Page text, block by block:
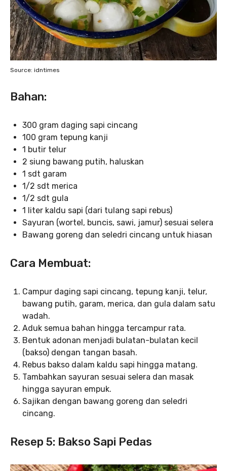
Source: idntimes
Bahan:
300 gram daging sapi cincang
100 gram tepung kanji
1 butir telur
2 siung bawang putih, haluskan
1 sdt garam
1/2 sdt merica
1/2 sdt gula
1 liter kaldu sapi (dari tulang sapi rebus)
Sayuran (wortel, buncis, sawi, jamur) sesuai selera
Bawang goreng dan seledri cincang untuk hiasan
Cara Membuat:
Campur daging sapi cincang, tepung kanji, telur,
bawang putih, garam, merica, dan gula dalam satu
wadah.
Aduk semua bahan hingga tercampur rata.
Bentuk adonan menjadi bulatan-bulatan kecil
(bakso) dengan tangan basah.
Rebus bakso dalam kaldu sapi hingga matang.
Tambahkan sayuran sesuai selera dan masak
hingga sayuran empuk.
Sajikan dengan bawang goreng dan seledri
cincang.
Resep 5: Bakso Sapi Pedas